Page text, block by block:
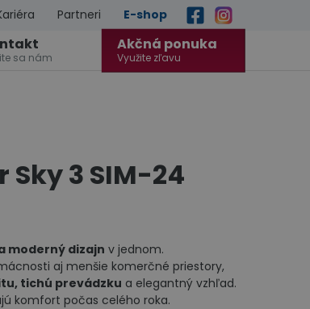
Partneri E-shop
sa nám
Akčná ponuka
Využite zľavu
3 SIM-24
moderný dizajn v jednom.
aj menšie komerčné priestory,
tichú prevádzku a elegantný vzhľad.
komfort počas celého roka.